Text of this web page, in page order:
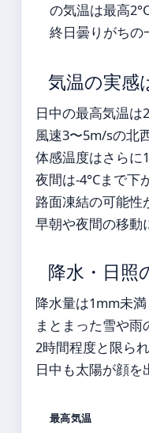
の気温は最高
終日曇りがちの
気温の実感
日中の最高気温は
風速3〜5m/sの北
体感温度はさらに
夜間は-4°Cまで下
路面凍結の可能性
早朝や夜間の移動
降水・日照
降水量は1mm未満
まとまった雪や
2時間程度と限られ
日中も太陽が顔を
最高気温